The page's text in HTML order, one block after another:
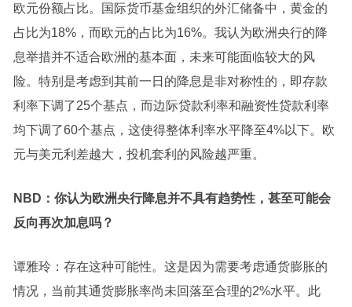
欧元份额占比。国际货币基金组织的外汇储备中，黄金的
占比为18%，而欧元的占比为16%。我认为欧洲央行的降
息举措并不适合欧洲的基本面，未来可能面临较大的风
险。特别是考虑到其前一日的降息是非对称性的，即存款
利率下调了25个基点，而边际贷款利率和融资性贷款利率
均下调了60个基点，这使得整体利率水平降至4%以下。欧
元与美元利差越大，投机套利的风险越严重。
NBD： 你认为欧洲央行降息并不具有趋势性，甚至可能会
反向再次加息吗？
谭雅玲：存在这种可能性。这是因为需要考虑通货膨胀的
情况，当前其通货膨胀率尚未回落至合理的2%水平。此